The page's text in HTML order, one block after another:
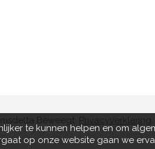
te kunnen helpen en om
op onze website gaan we
Beweegt. Privacyverklaring